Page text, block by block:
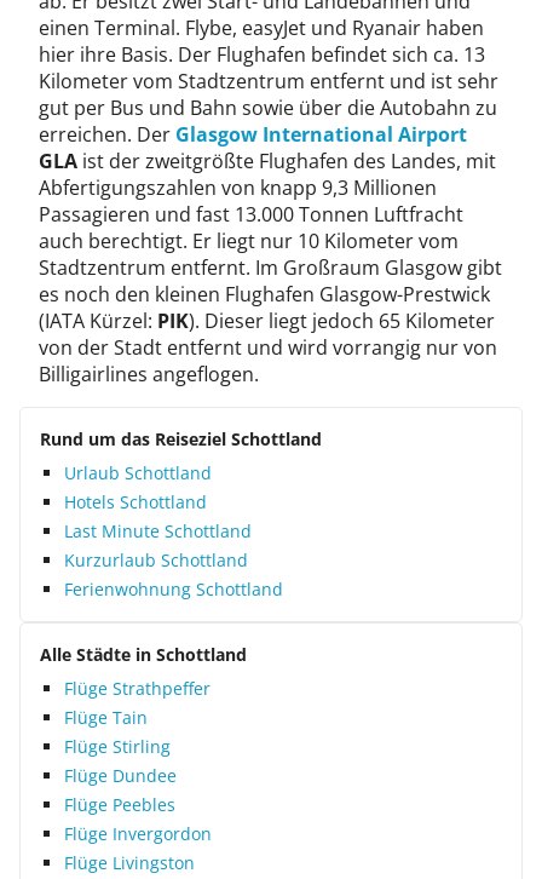
einen Terminal. Flybe, easyJet und Ryanair haben
hier ihre Basis. Der Flughafen befindet sich ca. 13
Kilometer vom Stadtzentrum entfernt und ist sehr
gut per Bus und Bahn sowie über die Autobahn zu
erreichen. Der Glasgow International Airport
GLA ist der zweitgrößte Flughafen des Landes, mit
Abfertigungszahlen von knapp 9,3 Millionen
Passagieren und fast 13.000 Tonnen Luftfracht
auch berechtigt. Er liegt nur 10 Kilometer vom
Stadtzentrum entfernt. Im Großraum Glasgow gibt
es noch den kleinen Flughafen Glasgow-Prestwick
(IATA Kürzel: PIK). Dieser liegt jedoch 65 Kilometer
von der Stadt entfernt und wird vorrangig nur von
Billigairlines angeflogen.
Rund um das Reiseziel Schottland
Urlaub Schottland
Hotels Schottland
Last Minute Schottland
Kurzurlaub Schottland
Ferienwohnung Schottland
Alle Städte in Schottland
Flüge Strathpeffer
Flüge Tain
Flüge Stirling
Flüge Dundee
Flüge Peebles
Flüge Invergordon
Flüge Livingston